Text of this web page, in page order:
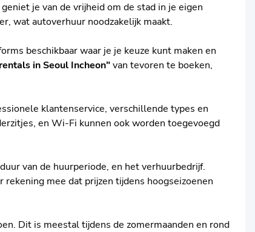
geniet je van de vrijheid om de stad in je eigen
wat autoverhuur noodzakelijk maakt.
beschikbaar waar je je keuze kunt maken en
in Seoul Incheon"van tevoren te boeken,
klantenservice, verschillende types en
en Wi-Fi kunnen ook worden toegevoegd
van de huurperiode, en het verhuurbedrijf.
mee dat prijzen tijdens hoogseizoenen
Dit is meestal tijdens de zomermaanden en rond